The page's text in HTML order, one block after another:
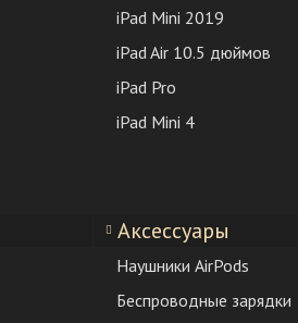
iPad Mini 2019
iPad Air 10.5 дюймов
iPad Pro
iPad Mini 4
Аксессуары
Наушники AirPods
Беспроводные зарядки